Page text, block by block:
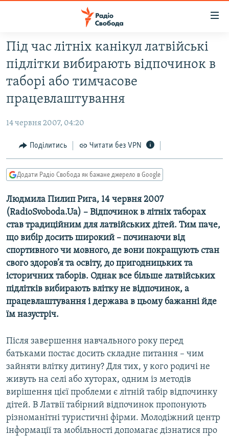
Перейти
до
основного
матеріалу
Перейти
до
навігації
Перейти
пошуку
РАДІО СВОБОДА – 70 РОКІВ
ВСЕ ЗА ДОБУ
СТАТТІ
ЕКОНОМІКА
СУСПІЛЬСТВО
СПОРТ
УКРАЇНА
ВІЙНА
РОСІЙСЬКА «ФІЛЬТРАЦІЯ»
ДОНБАС.РЕАЛІЇ
ТИ ЯК?
СХЕМИ
КИТАЙ.ВИКЛИКИ
МУЛЬТИМЕДІА
ФОТО
СПЕЦПРОЄКТИ
ПОДКАСТИ
КРИМ РЕАЛІЇ
УКР
КТАТ
ДОЛУЧАЙСЯ!
Під час літніх канікул латвійські
підлітки вибирають відпочинок в
таборі або тимчасове
працевлаштування
14 червня 2007, 04:20
Поділитись Читати без VPN
Додати Радіо Свобода як бажане джерело в Google
Людмила Пилип Рига, 14 червня 2007
(RadioSvoboda.Ua) – Відпочинок в літніх таборах
став традиційним для латвійських дітей. Тим паче,
що вибір досить широкий – починаючи від
спортивного чи мовного, де вони покращують стан
свого здоров’я та освіту, до пригодницьких та
історичних таборів. Однак все більше латвійських
підлітків вибирають влітку не відпочинок, а
працевлаштування і держава в цьому бажанні йде
їм назустріч.
Після завершення навчального року перед
батьками постає досить складне питання – чим
зайняти влітку дитину? Для тих, у кого родичі не
живуть на селі або хуторах, одним із методів
вирішення цієї проблеми є літній табір відпочинку
дітей. В Латвії табірний відпочинок пропонують
різноманітні туристичні фірми. Молодіжний центр
інформації та мобільності допомагає дізнатися про